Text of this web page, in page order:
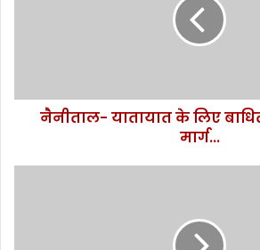
ये
नैनीताल- यातायात के लिए
मार्ग...